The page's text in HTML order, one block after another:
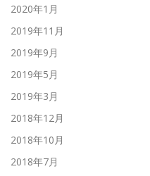
2020年1月
2019年11月
2019年9月
2019年5月
2019年3月
2018年12月
2018年10月
2018年7月